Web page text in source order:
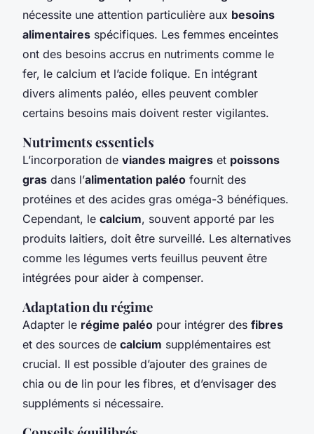
nécessite une attention particulière aux besoins
alimentaires spécifiques. Les femmes enceintes
ont des besoins accrus en nutriments comme le
fer, le calcium et l’acide folique. En intégrant
divers aliments paléo, elles peuvent combler
certains besoins mais doivent rester vigilantes.
Nutriments essentiels
L’incorporation de viandes maigres et poissons
gras dans l’alimentation paléo fournit des
protéines et des acides gras oméga-3 bénéfiques.
Cependant, le calcium, souvent apporté par les
produits laitiers, doit être surveillé. Les alternatives
comme les légumes verts feuillus peuvent être
intégrées pour aider à compenser.
Adaptation du régime
Adapter le régime paléo pour intégrer des fibres
et des sources de calcium supplémentaires est
crucial. Il est possible d’ajouter des graines de
chia ou de lin pour les fibres, et d’envisager des
suppléments si nécessaire.